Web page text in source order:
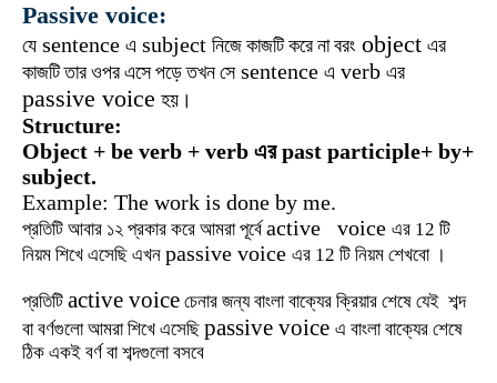
Passive voice:
যে sentence এ subject নিজে কাজটি করে না বরং object এর
কাজটি তার ওপর এসে পড়ে তখন সে sentence এ verb এর
passive voice হয়।
Structure:
Object + be verb + verb এর past participle+ by+
subject.
Example: The work is done by me.
প্রতিটি আবার ১২ প্রকার করে আমরা পূর্বে active voice এর 12 টি
নিয়ম শিখে এসেছি এখন passive voice এর 12 টি নিয়ম শেখবো ।
প্রতিটি active voice চেনার জন্য বাংলা বাক্যের ক্রিয়ার শেষে যেই শব্দ
বা বর্ণগুলো আমরা শিখে এসেছি passive voice এ বাংলা বাক্যের শেষে
ঠিক একই বর্ণ বা শব্দগুলো বসবে